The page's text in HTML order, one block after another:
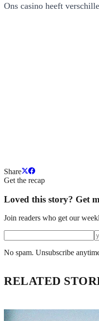
Ons casino heeft
Share
Get the recap
Loved this story? Get
Join readers who get our
No spam. Unsubscribe
RELATED